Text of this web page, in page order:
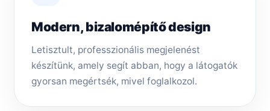
Modern, bizalomépítő design
Letisztult, professzionális megjelenést
készítünk, amely segít abban, hogy a látogatók
gyorsan megértsék, mivel foglalkozol.